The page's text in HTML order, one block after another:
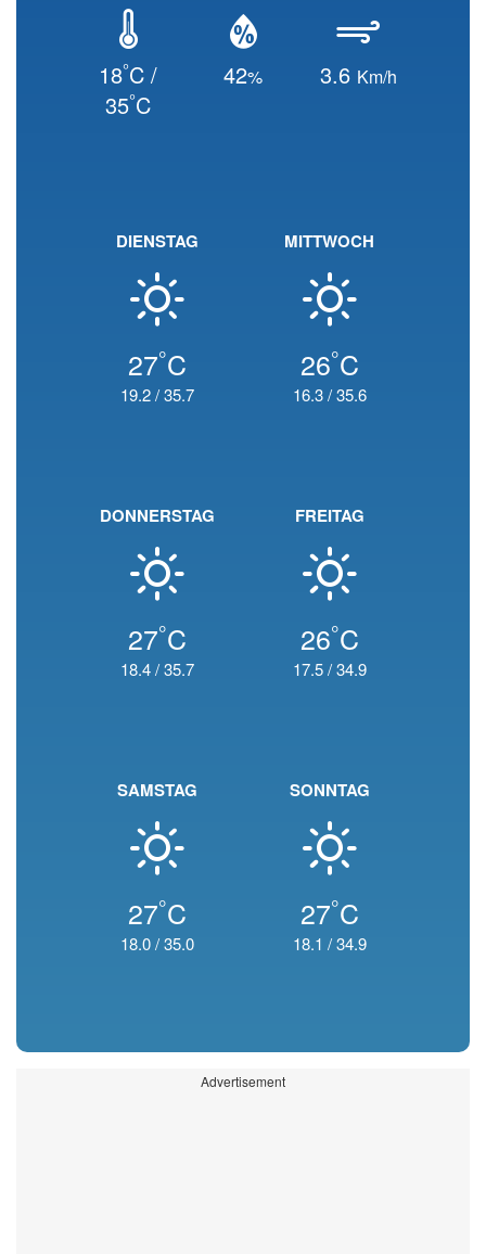
18°C /
35°C
42% 3.6 Km/h
DIENSTAG
27°C
19.2/35.7
MITTWOCH
26°C
16.3/35.6
DONNERSTAG
27°C
18.4/35.7
FREITAG
26°C
17.5/34.9
SAMSTAG
27°C
18.0/35.0
SONNTAG
27°C
18.1 /34.9
Advertisement